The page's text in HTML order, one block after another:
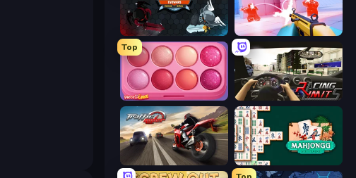
EvoWars.io Veck.io
Top
Piece of Cake: Merge and Bake Racing Limits
Traffic Rider Mahjongg Solitaire